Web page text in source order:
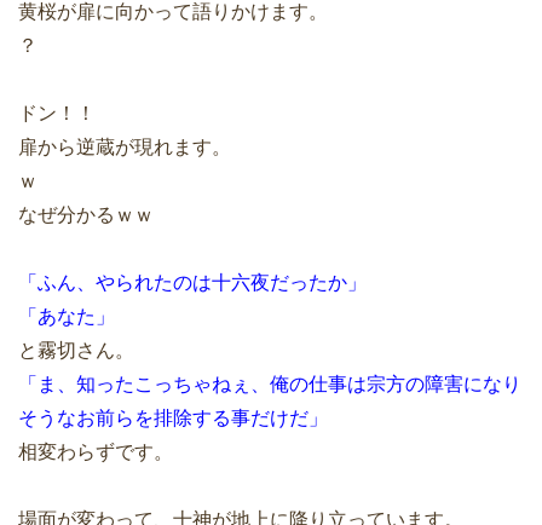
黄桜が扉に向かって語りかけます。
？
ドン！！
扉から逆蔵が現れます。
ｗ
なぜ分かるｗｗ
「ふん、やられたのは十六夜だったか」
「あなた」
と霧切さん。
「ま、知ったこっちゃねぇ、俺の仕事は宗方の障害になり
そうなお前らを排除する事だけだ」
相変わらずです。
場面が変わって、十神が地上に降り立っています。